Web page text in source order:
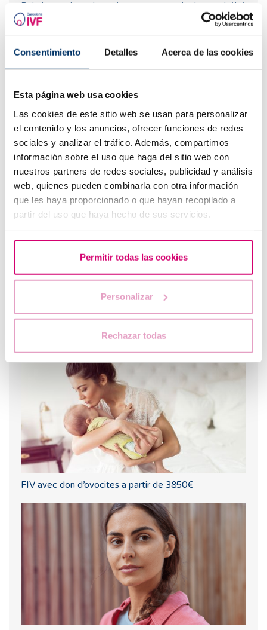
Consentimiento Detalles Acerca de las cookies
Esta página web usa cookies
Las cookies de este sitio web se usan para personalizar
el contenido y los anuncios, ofrecer funciones de redes
sociales y analizar el tráfico. Además, compartimos
información sobre el uso que haga del sitio web con
nuestros partners de redes sociales, publicidad y análisis
web, quienes pueden combinarla con otra información
que les haya proporcionado o que hayan recopilado a
partir del uso que haya hecho de sus servicios.
Permitir todas las cookies
Personalizar
Rechazar todas
Puis-je savoir quel sera le groupe sanguin de mon bébé
?
L'endomètre trilaminaire : qu'est-ce que cela signifie?
Quel est le taux de réussite de l'insémination artificielle
FIV avec don d’ovocites a partir de 3850€